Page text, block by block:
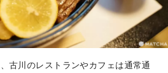
古川のレストランやカフェは通常通